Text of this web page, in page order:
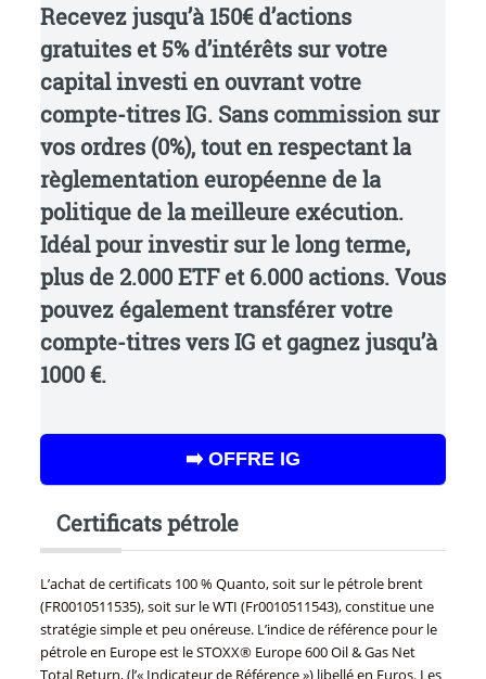
Recevezjusqu’à 150€ d’actions
gratuites et 5% d’intérêts sur votre
capital investien ouvrant votre
compte-titres IG. Sans commission sur
vos ordres (0%), tout en respectant la
règlementation européenne de la
politique de lameilleure exécution.
Idéal pour investir sur le long terme,
plus de 2.000 ETF et 6.000 actions. Vous
pouvez également transférer votre
compte-titres vers IG et gagnez jusqu’à
1000 €.
➡️ OFFRE IG
Certificats pétrole
L’achat de certificats 100 % Quanto, soit sur le pétrole brent
(FR0010511535), soit sur le WTI (Fr0010511543), constitue une
stratégie simple et peu onéreuse. L’indice de référence pour le
pétrole en Europe est le STOXX® Europe 600 Oil & Gas Net
Total Return, (l’« Indicateur de Référence ») libellé en Euros. Les